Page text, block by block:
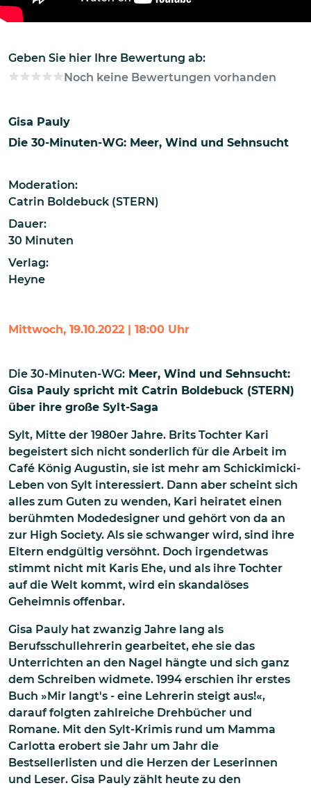
Geben Sie hier Ihre Bewertung ab:
Noch keine Bewertungen vorhanden
Gisa Pauly
Die 30-Minuten-WG: Meer, Wind und Sehnsucht
Moderation:
Catrin Boldebuck (STERN)
Dauer:
30 Minuten
Verlag:
Heyne
Mittwoch, 19.10.2022 | 18:00 Uhr
Die 30-Minuten-WG: Meer, Wind und Sehnsucht:
Gisa Pauly spricht mit Catrin Boldebuck (STERN)
über ihre große Sylt-Saga
Sylt, Mitte der 1980er Jahre. Brits Tochter Kari
begeistert sich nicht sonderlich für die Arbeit im
Café König Augustin, sie ist mehr am Schickimicki-
Leben von Sylt interessiert. Dann aber scheint sich
alles zum Guten zu wenden, Kari heiratet einen
berühmten Modedesigner und gehört von da an
zur High Society. Als sie schwanger wird, sind ihre
Eltern endgültig versöhnt. Doch irgendetwas
stimmt nicht mit Karis Ehe, und als ihre Tochter
auf die Welt kommt, wird ein skandalöses
Geheimnis offenbar.
Gisa Pauly hat zwanzig Jahre lang als
Berufsschullehrerin gearbeitet, ehe sie das
Unterrichten an den Nagel hängte und sich ganz
dem Schreiben widmete. 1994 erschien ihr erstes
Buch »Mir langt's - eine Lehrerin steigt aus!«,
darauf folgten zahlreiche Drehbücher und
Romane. Mit den Sylt-Krimis rund um Mamma
Carlotta erobert sie Jahr um Jahr die
Bestsellerlisten und die Herzen der Leserinnen
und Leser. Gisa Pauly zählt heute zu den